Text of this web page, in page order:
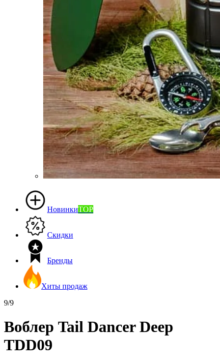
НовинкиTOP
Скидки
Бренды
Хиты продаж
9/9
Воблер Tail Dancer Deep
TDD09